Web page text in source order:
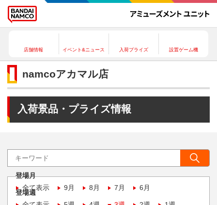
店舗情報 イベント&ニュース 入荷プライズ 設置ゲーム機
namcoアカマル店
入荷景品・プライズ情報
登場月
全て表示
9月 8月 7月 6月
登場週